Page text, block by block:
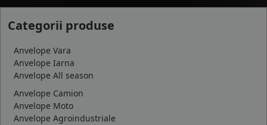
Categorii produse
Anvelope Vara
Anvelope Iarna
Anvelope All season
Anvelope Camion
Anvelope Moto
Anvelope Agroindustriale